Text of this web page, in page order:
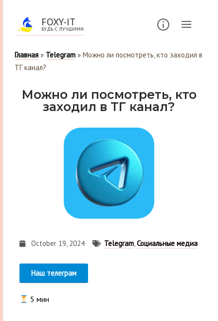
FOXY-IT
БУДЬ С ЛУЧШИМИ
Главная » Telegram » Можно ли посмотреть, кто заходил в
ТГ канал?
Можно ли посмотреть, кто
заходил в ТГ канал?
October 19, 2024 Telegram Социальные медиа
Наш телеграм
5 мин